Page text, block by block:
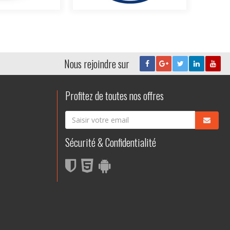
Nous rejoindre sur
Profitez de toutes nos offres
Sécurité & Confidentialité